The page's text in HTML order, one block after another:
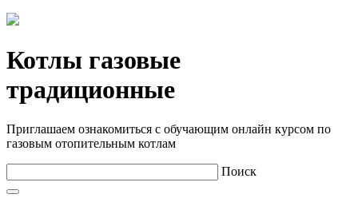
Котлы газовые
традиционные
Приглашаем ознакомиться с обучающим онлайн курсом по
газовым отопительным котлам
Поиск